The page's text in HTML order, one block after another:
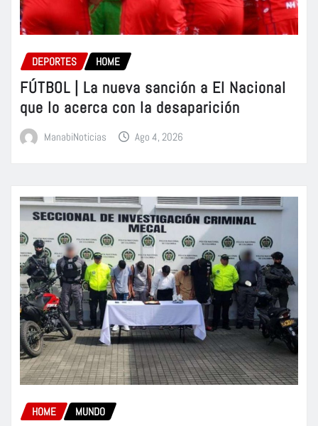
DEPORTES HOME
FÚTBOL | La nueva sanción a El Nacional
que lo acerca con la desaparición
ManabiNoticias Ago 4, 2026
HOME MUNDO